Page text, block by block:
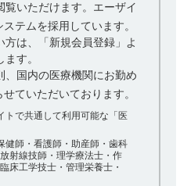
少及び体重増加抑制の程度が
時死亡率の増加及び生後体重
電子添文 2022年11月改訂
る患者に関する注意 9.5 妊婦
インタビューフォーム 2022
性(使用上の注意等)に関する
に関する注意 （5）妊婦
いただけます。エーザイ
テムを採用しています。
は、「新規会員登録」よ
す。
、国内の医療機関にお勤め
ていただいております。
トで共通して利用可能な「医
健師・看護師・助産師・歯科
射線技師・理学療法士・作
床工学技士・管理栄養士・